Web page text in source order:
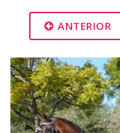
ANTERIOR